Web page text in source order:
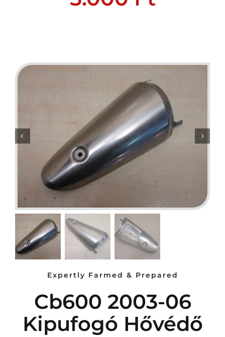
Expertly Farmed & Prepared
Cb600 2003-06
Kipufogó Hővédő